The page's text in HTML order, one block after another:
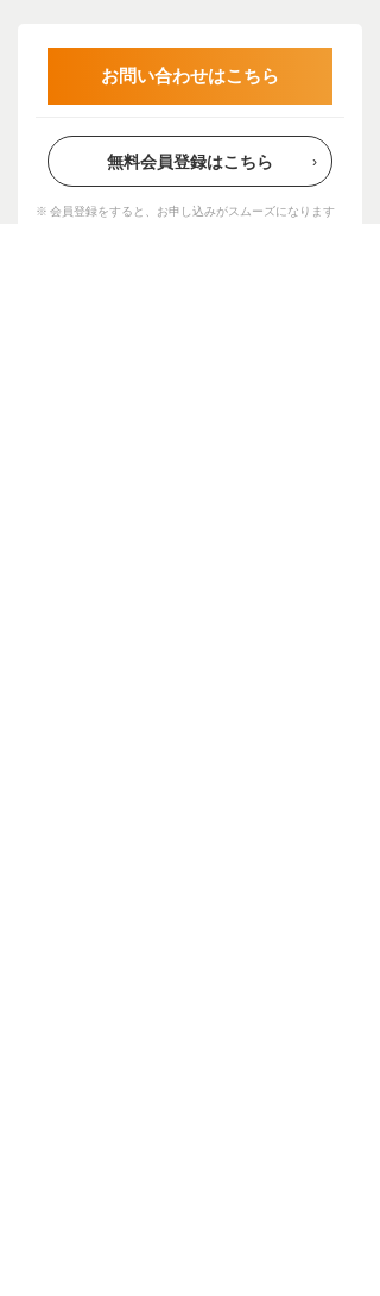
お問い合わせはこちら
無料会員登録はこちら
会員登録をすると、お申し込みがスムーズになります